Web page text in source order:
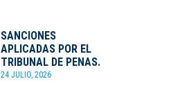
SANCIONES
APLICADAS POR EL
TRIBUNAL DE PENAS.
24 JULIO, 2026